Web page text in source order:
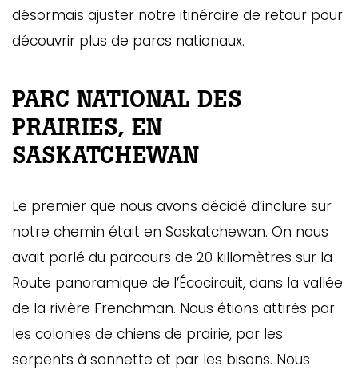
désormais ajuster notre itinéraire de retour pour
découvrir plus de parcs nationaux.
PARC NATIONAL DES
PRAIRIES, EN
SASKATCHEWAN
Le premier que nous avons décidé d’inclure sur
notre chemin était en Saskatchewan. On nous
avait parlé du parcours de 20 killomètres sur la
Route panoramique de l’Écocircuit, dans la vallée
de la rivière Frenchman. Nous étions attirés par
les colonies de chiens de prairie, par les
serpents à sonnette et par les bisons. Nous